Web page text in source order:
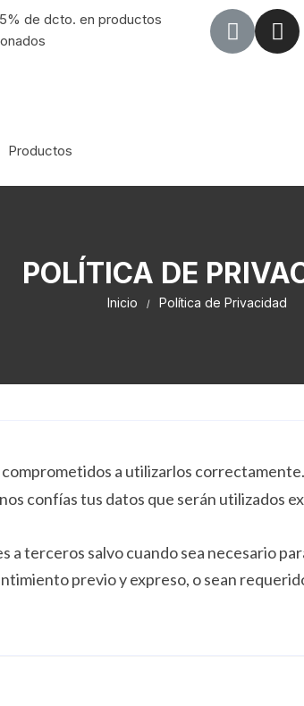
de dcto. en productos
Productos
POLÍTICA DE
Inicio Política de Privacidad
a utilizarlos correctamente.
confías tus datos que serán utilizados
a terceros salvo cuando sea necesario
previo y expreso, o sean